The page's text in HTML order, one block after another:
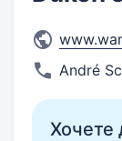
André
Хочете